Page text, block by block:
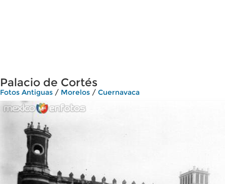
Palacio de Cortés
Fotos Antiguas / Morelos / Cuernavaca